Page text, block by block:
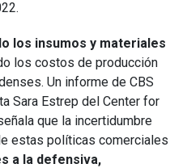
los insumos y materiales
los costos de producción
Un informe de CBS
Sara Estrep del Center for
que la incertidumbre
estas políticas comerciales
a la defensiva,